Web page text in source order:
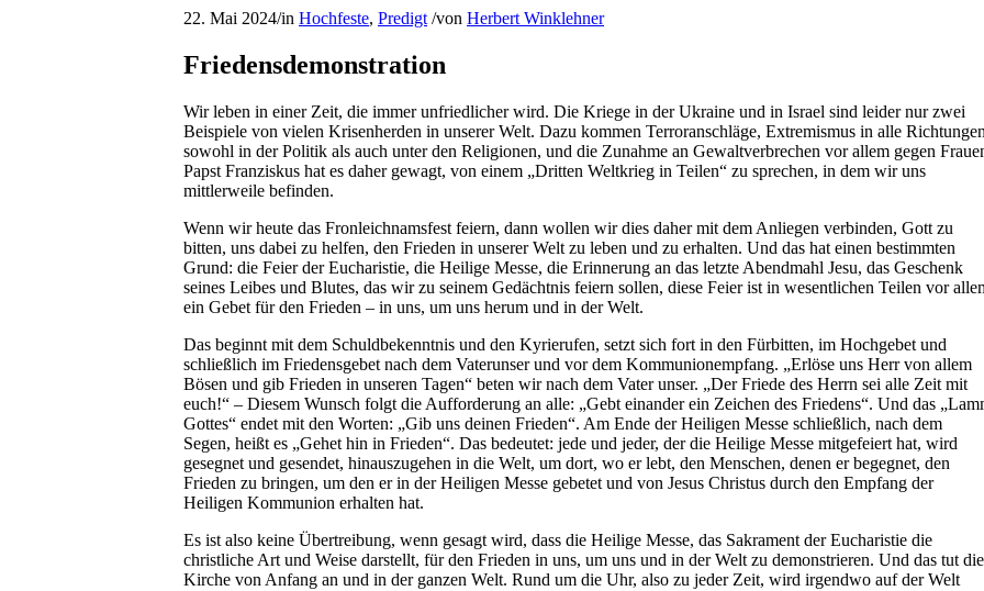
22. Mai 2024/in Hochfeste, Predigt /von Herbert Winklehner
Friedensdemonstration
Wir leben in einer Zeit, die immer unfriedlicher wird. Die Kriege in der Ukraine und in Israel sind leider nur zwei
Beispiele von vielen Krisenherden in unserer Welt. Dazu kommen Terroranschläge, Extremismus in alle Richtungen
sowohl in der Politik als auch unter den Religionen, und die Zunahme an Gewaltverbrechen vor allem gegen
Papst Franziskus hat es daher gewagt, von einem „Dritten Weltkrieg in Teilen“ zu sprechen, in dem wir uns
mittlerweile befinden.
Wenn wir heute das Fronleichnamsfest feiern, dann wollen wir dies daher mit dem Anliegen verbinden, Gott zu
bitten, uns dabei zu helfen, den Frieden in unserer Welt zu leben und zu erhalten. Und das hat einen bestimmten
Grund: die Feier der Eucharistie, die Heilige Messe, die Erinnerung an das letzte Abendmahl Jesu, das Geschenk
seines Leibes und Blutes, das wir zu seinem Gedächtnis feiern sollen, diese Feier ist in wesentlichen Teilen vor
ein Gebet für den Frieden – in uns, um uns herum und in der Welt.
Das beginnt mit dem Schuldbekenntnis und den Kyrierufen, setzt sich fort in den Fürbitten, im Hochgebet und
schließlich im Friedensgebet nach dem Vaterunser und vor dem Kommunionempfang. „Erlöse uns Herr von allem
Bösen und gib Frieden in unseren Tagen“ beten wir nach dem Vater unser. „Der Friede des Herrn sei alle Zeit mit
euch!“ – Diesem Wunsch folgt die Aufforderung an alle: „Gebt einander ein Zeichen des Friedens“. Und das
Gottes“ endet mit den Worten: „Gib uns deinen Frieden“. Am Ende der Heiligen Messe schließlich, nach dem
Segen, heißt es „Gehet hin in Frieden“. Das bedeutet: jede und jeder, der die Heilige Messe mitgefeiert hat, wird
gesegnet und gesendet, hinauszugehen in die Welt, um dort, wo er lebt, den Menschen, denen er begegnet, den
Frieden zu bringen, um den er in der Heiligen Messe gebetet und von Jesus Christus durch den Empfang der
Heiligen Kommunion erhalten hat.
Es ist also keine Übertreibung, wenn gesagt wird, dass die Heilige Messe, das Sakrament der Eucharistie die
christliche Art und Weise darstellt, für den Frieden in uns, um uns und in der Welt zu demonstrieren. Und das tut die
Kirche von Anfang an und in der ganzen Welt. Rund um die Uhr, also zu jeder Zeit, wird irgendwo auf der Welt